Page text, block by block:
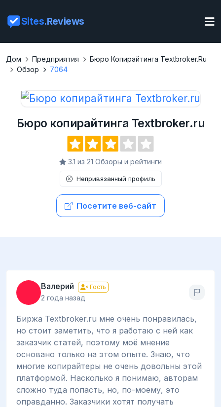
Sites.Reviews
Дом Предприятия
Бюро Копирайтинга Textbroker.ru
Обзор
7064
Бюро копирайтинга Textbroker.ru
3.1 из 21 Обзоры и рейтинги
Непривязанный профиль
Посетите веб-сайт
Валерий Гость
2 года назад
Биржа Textbroker.ru мне очень понравилась,
но стоит заметить, что я работаю с ней как
заказчик статей, поэтому моё мнение
основано только на этом опыте. Знаю, что
многие копирайтеры не очень довольны этой
платформой. Насколько я понимаю, авторам
сложно туда попасть, но, по-моему, это
оправданно. Заказчики хотят получать